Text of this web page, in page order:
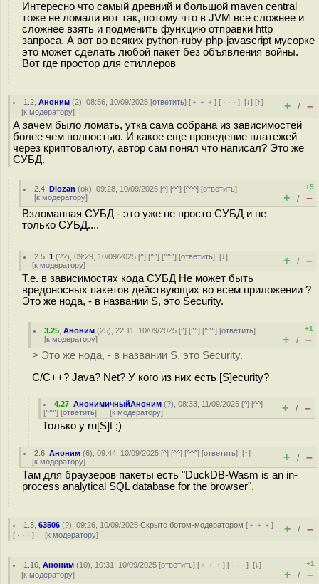
Интересно что самый древний и большой maven central
тоже не ломали вот так, потому что в JVM все сложнее и
сложнее взять и подменить функцию отправки http
запроса. А вот во всяких python-ruby-php-javascript мусорке
это может сделать любой пакет без объявления войны.
Вот где простор для стиллеров
1.2 ,Аноним (2), 08:56, 10/09/2025 [ответить] [ ﹢﹢﹢] [ · · ·][↓] [↑]
[к модератору] + / –
А зачем было ломать, утка сама собрана из зависимостей
более чем полностью. И какое еще проведение платежей
через криптовалюту, автор сам понял что написал? Это же
СУБД.
2.4 ,Diozan (ok), 09:28, 10/09/2025 [^] [^^] [^^^] [ответить]
[к модератору]
+5
+ / –
Взломанная СУБД - это уже не просто СУБД и не
только СУБД....
2.5 ,1 (??), 09:29, 10/09/2025 [^] [^^] [^^^] [ответить][↓]
[к модератору] + / –
Т.е. в зависимостях кода СУБД Не может быть
вредоносных пакетов действующих во всем приложении ?
Это же нода, - в названии S, это Security.
3.25 ,Аноним (25), 22:11, 10/09/2025 [^] [^^] [^^^] [ответить]
[к модератору]
+1
+ / –
> Это же нода, - в названии S, это Security.
C/C++? Java? Net? У кого из них есть [S]ecurity?
4.27 ,АнонимичныйАноним (?), 08:33, 11/09/2025 [^] [^^]
[^^^] [ответить] [к модератору] + / –
Только у ru[S]t ;)
2.6 ,Аноним (6), 09:44, 10/09/2025 [^] [^^] [^^^] [ответить][↑]
[к модератору] + / –
Там для браузеров пакеты есть "DuckDB-Wasm is an in-
process analytical SQL database for the browser".
1.3 ,63506 (?), 09:26, 10/09/2025Скрыто ботом-модератором [ ﹢﹢﹢]
[ · · · ] [к модератору] + / –
1.10 ,Аноним (10), 10:31, 10/09/2025 [ответить] [ ﹢﹢﹢] [ · · ·][↓]
[к модератору]
+1
+ / –